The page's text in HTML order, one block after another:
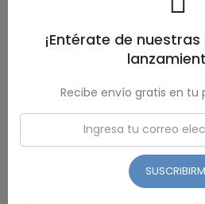
Aluminio resistente
Apto para cocina a gas,
DETALLES DEL PRODUCTO
¡Entérate de
Recibe envío gratis en tu